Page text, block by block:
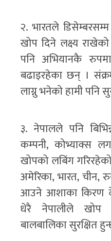
२. भारतले
खोप दिने लक्ष्य
पनि अभियानकै
बढाइरहेका छन् ।
लाग्नु भनेको हामी पनि
३. नेपालले पनि
कम्पनी, कोभ्याक्स
खोपको लबिंग
अमेरिका, भारत, चीन,
आउने आशाका किरण
धेरै नेपालीले खोप
बालबालिका सुरक्षित